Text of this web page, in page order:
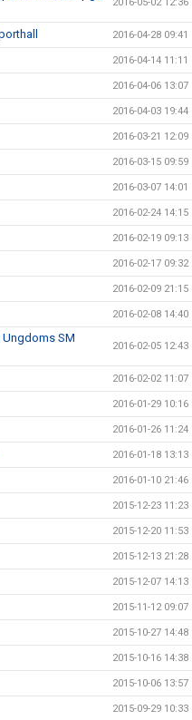
2016-04-28 09:41
2016-04-14 11:11
2016-04-06 13:07
2016-04-03 19:44
2016-03-21 12:09
2016-03-15 09:59
2016-03-07 14:01
2016-02-24 14:15
2016-02-19 09:13
2016-02-17 09:32
2016-02-09 21:15
2016-02-08 14:40
SM
2016-02-05 12:43
2016-02-02 11:07
2016-01-29 10:16
2016-01-26 11:24
2016-01-18 13:13
2016-01-10 21:46
2015-12-23 11:23
2015-12-20 11:53
2015-12-13 21:28
2015-12-07 14:13
2015-11-12 09:07
2015-10-27 14:48
2015-10-16 14:38
2015-10-06 13:57
2015-09-29 10:33